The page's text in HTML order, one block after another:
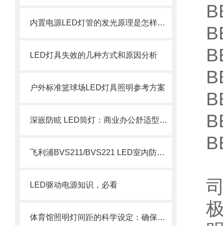
内置电源LED灯管的发光原理是怎样的？
LED灯具失效的几种方式和原因分析
户外标准篮球场LED灯具照明参考方案
深嵌防眩 LED筒灯：商业办公舒适型嵌入式照明设备
飞利浦BVS211/BVS221 LED室内防眩球场灯
LED驱动电源知识，必看
体育馆照明灯间距的科学设定：确保比赛与训练的照明